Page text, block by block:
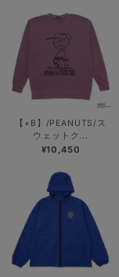
【+B】/PEANUTS/ス
ウェットク...
¥10,450